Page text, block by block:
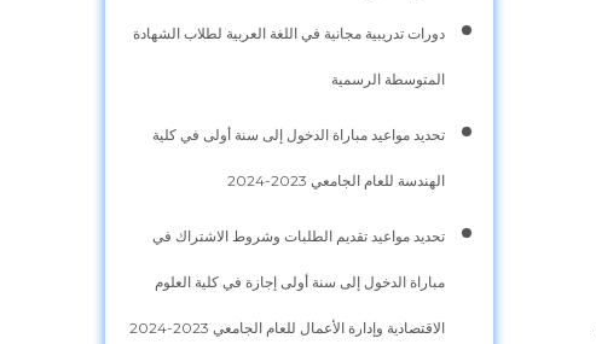
دورات تدريبية مجانية في اللغة العربية لطلاب الشهادة
المتوسطة الرسمية
تحديد مواعيد مباراة الدخول إلى سنة أولى في كلية
الهندسة للعام الجامعي 2023-2024
تحديد مواعيد تقديم الطلبات وشروط الاشتراك في
مباراة الدخول إلى سنة أولى إجازة في كلية العلوم
الاقتصادية وإدارة الأعمال للعام الجامعي 2023-2024